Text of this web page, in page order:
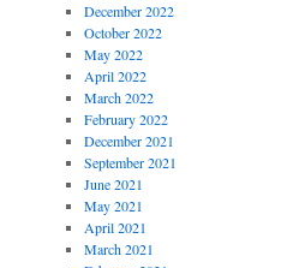
December 2022
October 2022
May 2022
April 2022
March 2022
February 2022
December 2021
September 2021
June 2021
May 2021
April 2021
March 2021